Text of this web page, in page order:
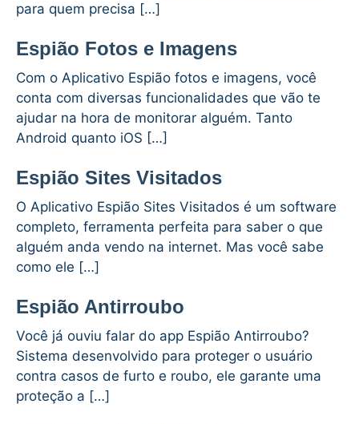
para quem precisa […]
Espião Fotos e Imagens
Com o Aplicativo Espião fotos e imagens, você
conta com diversas funcionalidades que vão te
ajudar na hora de monitorar alguém. Tanto
Android quanto iOS […]
Espião Sites Visitados
O Aplicativo Espião Sites Visitados é um software
completo, ferramenta perfeita para saber o que
alguém anda vendo na internet. Mas você sabe
como ele […]
Espião Antirroubo
Você já ouviu falar do app Espião Antirroubo?
Sistema desenvolvido para proteger o usuário
contra casos de furto e roubo, ele garante uma
proteção a […]